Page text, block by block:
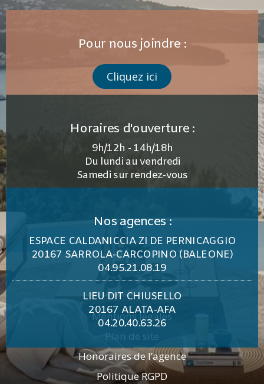
Pour nous joindre :
Cliquez ici
Horaires d'ouverture :
9h/12h - 14h/18h
Du lundi au vendredi
Samedi sur rendez-vous
Nos agences :
ESPACE CALDANICCIA ZI DE PERNICAGGIO
20167 SARROLA-CARCOPINO (BALEONE)
04.95.21.08.19
LIEU DIT CHIUSELLO
20167 ALATA-AFA
04.20.40.63.26
Mentions légales
Plan de site
Honoraires de l’agence
Politique RGPD